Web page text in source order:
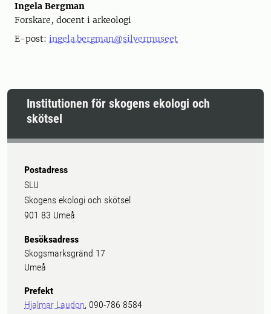
Ingela Bergman
Forskare, docent i arkeologi
E-post: ingela.bergman@silvermuseet
Institutionen för skogens ekologi och
skötsel
Postadress
SLU
Skogens ekologi och skötsel
901 83 Umeå
Besöksadress
Skogsmarksgränd 17
Umeå
Prefekt
Hjalmar Laudon, 090-786 8584